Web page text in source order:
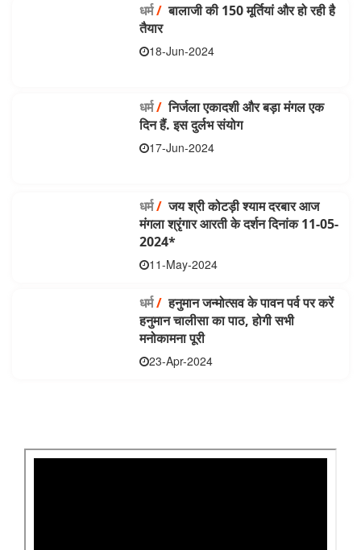
धर्म/बालाजी की 150 मूर्तियां और हो रही है
तैयार
18-Jun-2024
धर्म/निर्जला एकादशी और बड़ा मंगल एक
दिन हैं. इस दुर्लभ संयोग
17-Jun-2024
धर्म/जय श्री कोटड़ी श्याम दरबार आज
मंगला श्रृंगार आरती के दर्शन दिनांक 11-05-
2024*
11-May-2024
धर्म/हनुमान जन्मोत्सव के पावन पर्व पर करें
हनुमान चालीसा का पाठ, होगी सभी
मनोकामना पूरी
23-Apr-2024